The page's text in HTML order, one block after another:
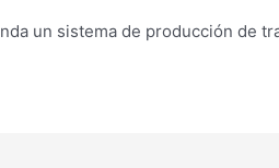
un sistema de producción de